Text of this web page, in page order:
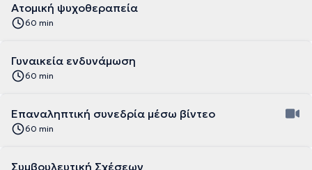
Ατομική ψυχοθεραπεία
60 min
Γυναικεία ενδυνάμωση
60 min
Επαναληπτική συνεδρία μέσω βίντεο
60 min
Συμβουλευτική Σχέσεων